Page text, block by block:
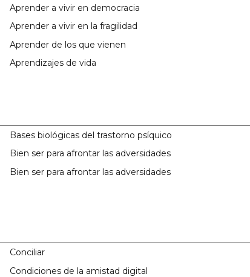
Aprender a vivir en democracia
Aprender a vivir en la fragilidad
Aprender de los que vienen
Aprendizajes de vida
Bases biológicas del trastorno psíquico
Bien ser para afrontar las adversidades
Bien ser para afrontar las adversidades
Conciliar
Condiciones de la amistad digital